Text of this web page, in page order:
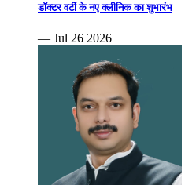
डॉक्टर वर्टी के नए क्लीनिक का शुभारंभ
— Jul 26 2026